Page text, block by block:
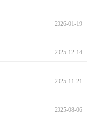
2026-01-19
2025-12-14
2025-11-21
2025-08-06